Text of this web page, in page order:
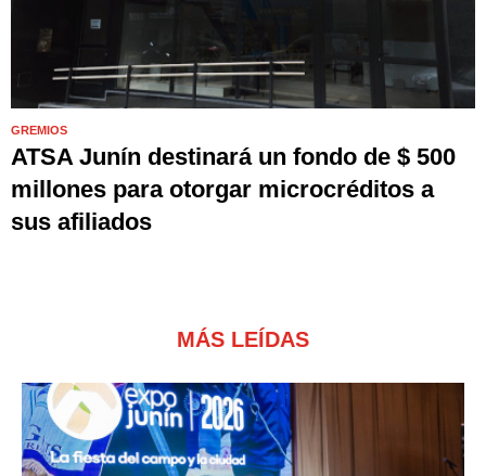
GREMIOS
ATSA Junín destinará un fondo de $ 500
millones para otorgar microcréditos a
sus afiliados
MÁS LEÍDAS